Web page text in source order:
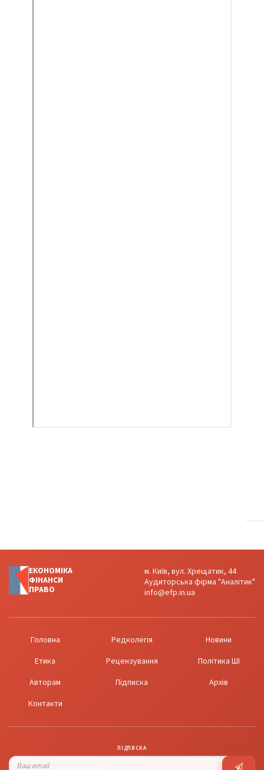
ЕКОНОМІКА
ФІНАНСИ
ПРАВО
м. Київ, вул. Хрещатик, 44
Аудиторська фірма "Аналітик"
info@efp.in.ua
Головна Редколегія
Новини
Етика
Рецензування
Політика ШІ
Авторам
Підписка
Архів
Контакти
ПІДПИСКА